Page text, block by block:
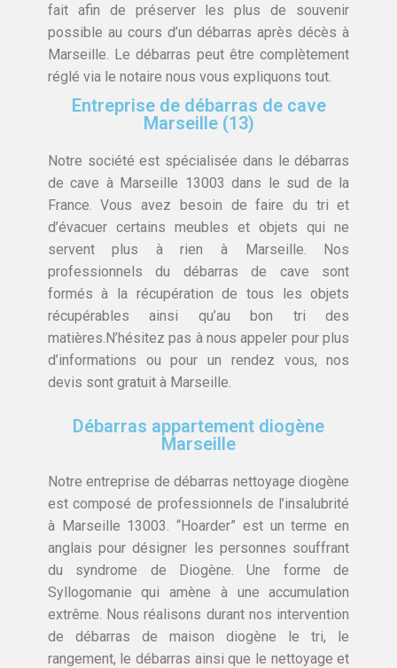
fait afin de préserver les plus de souvenir
possible au cours d’un débarras après décès à
Marseille. Le débarras peut être complètement
réglé via le notaire nous vous expliquons tout.
Entreprise de débarras de cave
Marseille (13)
Notre société est spécialisée dans le débarras
de cave à Marseille 13003 dans le sud de la
France. Vous avez besoin de faire du tri et
d’évacuer certains meubles et objets qui ne
servent plus à rien à Marseille. Nos
professionnels du débarras de cave sont
formés à la récupération de tous les objets
récupérables ainsi qu’au bon tri des
matières.N’hésitez pas à nous appeler pour plus
d’informations ou pour un rendez vous, nos
devis sont gratuit à Marseille.
Débarras appartement diogène
Marseille
Notre entreprise de débarras nettoyage diogène
est composé de professionnels de l’insalubrité
à Marseille 13003. “Hoarder” est un terme en
anglais pour désigner les personnes souffrant
du syndrome de Diogène. Une forme de
Syllogomanie qui amène à une accumulation
extrême. Nous réalisons durant nos intervention
de débarras de maison diogène le tri, le
rangement, le débarras ainsi que le nettoyage et